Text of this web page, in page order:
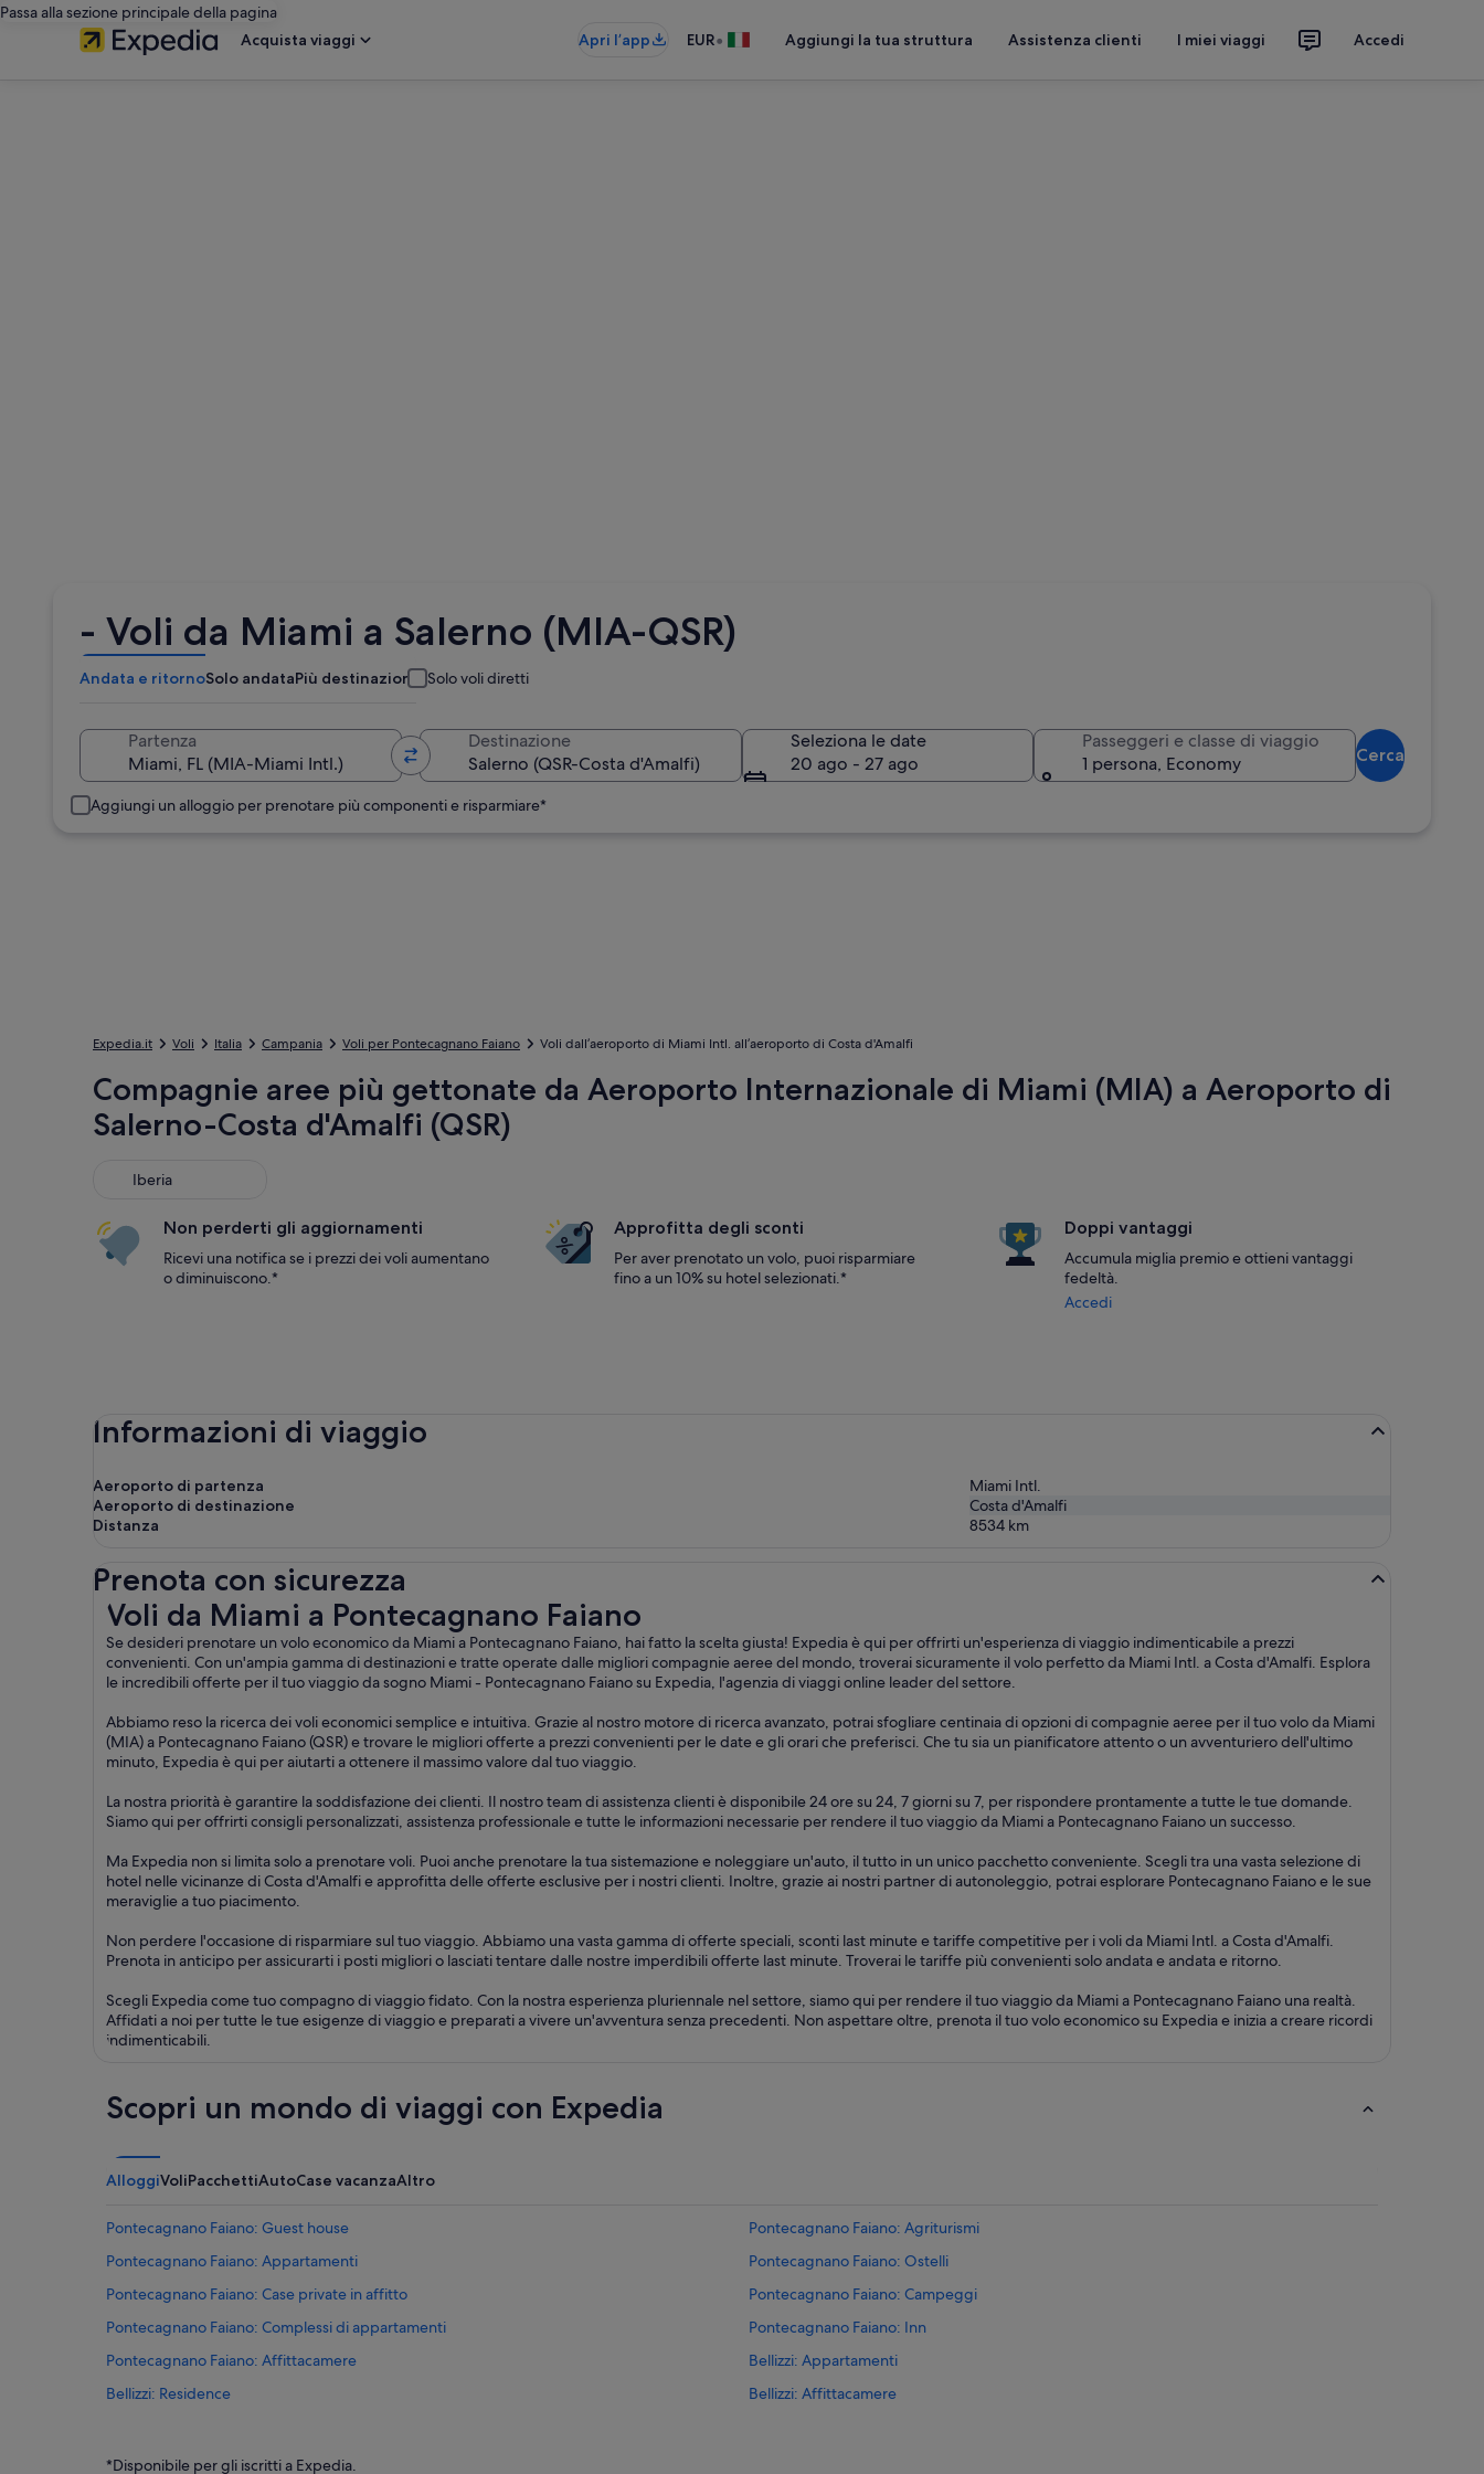
Passa alla sezione principale della pagina
Acquista viaggi
Apri l’app EUR• Aggiungi la tua struttura Assistenza clienti I miei viaggi Accedi
- Voli da Miami a Salerno (MIA-QSR)
Andata e ritornoSolo andataPiù destinazioni Solo voli diretti
Partenza Destinazione
Seleziona le date
20 ago - 27 ago
Passeggeri e classe di viaggio
1 persona, Economy
Cerca
Aggiungi un alloggio per prenotare più componenti e risparmiare*
Expedia.it Voli Italia Campania Voli per Pontecagnano Faiano Voli dall’aeroporto di Miami Intl. all’aeroporto di Costa d'Amalfi
Compagnie aree più gettonate da Aeroporto Internazionale di Miami (MIA) a Aeroporto di
Salerno-Costa d'Amalfi (QSR)
Iberia
Iberia
Non perderti gli aggiornamenti
Ricevi una notifica se i prezzi dei voli aumentano
o diminuiscono.*
Approfitta degli sconti
Per aver prenotato un volo, puoi risparmiare
fino a un 10% su hotel selezionati.*
Doppi vantaggi
Accumula miglia premio e ottieni vantaggi
fedeltà.
Accedi
Informazioni di viaggio
Aeroporto di partenza
Miami Intl.
Aeroporto di destinazione
Costa d'Amalfi
Distanza
8534 km
Prenota con sicurezza
Voli da Miami a Pontecagnano Faiano
Se desideri prenotare un volo economico da Miami a Pontecagnano Faiano, hai fatto la scelta giusta! Expedia è qui per offrirti un'esperienza di viaggio indimenticabile a prezzi
convenienti. Con un'ampia gamma di destinazioni e tratte operate dalle migliori compagnie aeree del mondo, troverai sicuramente il volo perfetto da Miami Intl. a Costa d'Amalfi. Esplora
le incredibili offerte per il tuo viaggio da sogno Miami - Pontecagnano Faiano su Expedia, l'agenzia di viaggi online leader del settore.
Abbiamo reso la ricerca dei voli economici semplice e intuitiva. Grazie al nostro motore di ricerca avanzato, potrai sfogliare centinaia di opzioni di compagnie aeree per il tuo volo da Miami
(MIA) a Pontecagnano Faiano (QSR) e trovare le migliori offerte a prezzi convenienti per le date e gli orari che preferisci. Che tu sia un pianificatore attento o un avventuriero dell'ultimo
minuto, Expedia è qui per aiutarti a ottenere il massimo valore dal tuo viaggio.
La nostra priorità è garantire la soddisfazione dei clienti. Il nostro team di assistenza clienti è disponibile 24 ore su 24, 7 giorni su 7, per rispondere prontamente a tutte le tue domande.
Siamo qui per offrirti consigli personalizzati, assistenza professionale e tutte le informazioni necessarie per rendere il tuo viaggio da Miami a Pontecagnano Faiano un successo.
Ma Expedia non si limita solo a prenotare voli. Puoi anche prenotare la tua sistemazione e noleggiare un'auto, il tutto in un unico pacchetto conveniente. Scegli tra una vasta selezione di
hotel nelle vicinanze di Costa d'Amalfi e approfitta delle offerte esclusive per i nostri clienti. Inoltre, grazie ai nostri partner di autonoleggio, potrai esplorare Pontecagnano Faiano e le sue
meraviglie a tuo piacimento.
Non perdere l'occasione di risparmiare sul tuo viaggio. Abbiamo una vasta gamma di offerte speciali, sconti last minute e tariffe competitive per i voli da Miami Intl. a Costa d'Amalfi.
Prenota in anticipo per assicurarti i posti migliori o lasciati tentare dalle nostre imperdibili offerte last minute. Troverai le tariffe più convenienti solo andata e andata e ritorno.
Scegli Expedia come tuo compagno di viaggio fidato. Con la nostra esperienza pluriennale nel settore, siamo qui per rendere il tuo viaggio da Miami a Pontecagnano Faiano una realtà.
Affidati a noi per tutte le tue esigenze di viaggio e preparati a vivere un'avventura senza precedenti. Non aspettare oltre, prenota il tuo volo economico su Expedia e inizia a creare ricordi
indimenticabili.
Voli da Miami a Pontecagnano Faiano
Scopri un mondo di viaggi con Expedia
AlloggiVoliPacchettiAutoCase vacanzaAltro
Pontecagnano Faiano: Guest house
Pontecagnano Faiano: Agriturismi
Pontecagnano Faiano: Appartamenti
Pontecagnano Faiano: Ostelli
Pontecagnano Faiano: Case private in affitto
Pontecagnano Faiano: Campeggi
Pontecagnano Faiano: Complessi di appartamenti
Pontecagnano Faiano: Inn
Pontecagnano Faiano: Affittacamere
Bellizzi: Appartamenti
Bellizzi: Residence
Bellizzi: Affittacamere
Sant'antonio: Aparthotel
*Disponibile per gli iscritti a Expedia.